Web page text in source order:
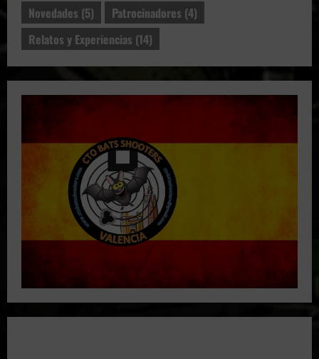
Novedades (5) Patrocinadores (4)
Relatos y Experiencias (14)